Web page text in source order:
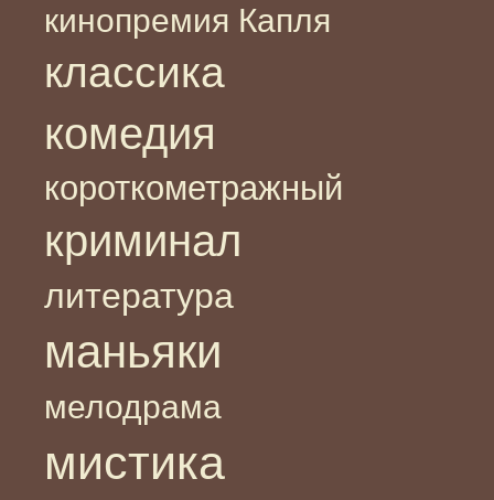
кинопремия Капля
классика
комедия
короткометражный
криминал
литература
маньяки
мелодрама
мистика